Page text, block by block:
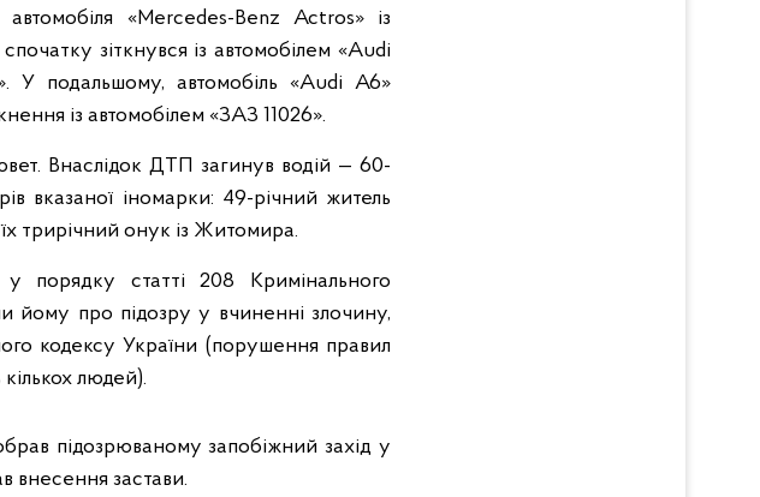
«Mercedes-Benz Actros» із
зіткнувся із автомобілем «Audi
У подальшому, автомобіль «Audi А6»
із автомобілем «ЗАЗ 11026».
Внаслідок ДТП загинув водій — 60-
вказаної іномарки: 49-річний житель
трирічний онук із Житомира.
порядку статті 208 Кримінального
йому про підозру у вчиненні злочину,
кодексу України (порушення правил
людей).
підозрюваному запобіжний захід у
внесення застави.